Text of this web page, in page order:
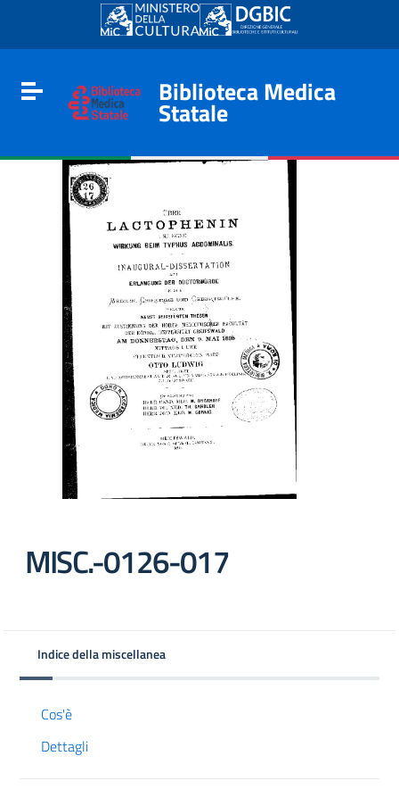
Go to content
Go to the navigation menu
Go to the footer
Toggle navigation
Biblioteca Medica
Statale
MISC.-0126-017
Indice della miscellanea
Cos'è
Dettagli